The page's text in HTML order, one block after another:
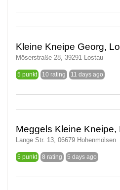
Kleine Kneipe Georg,
Möserstraße 28, 39291 Lostau
5 punkt 10 rating 11 days ago
Meggels Kleine Kneipe,
Lange Str. 13, 06679 Hohenmölsen
5 punkt 8 rating 5 days ago